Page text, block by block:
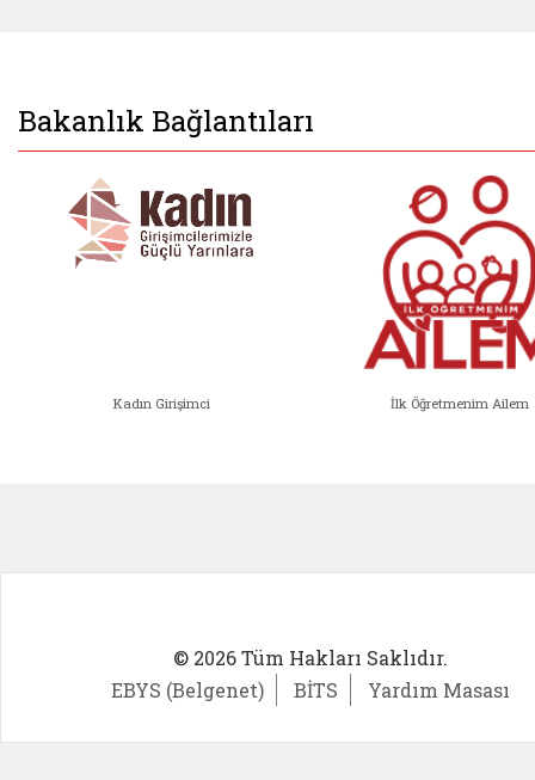
Bakanlık Bağlantıları
Kadın Girişimci İlk Öğretmenim Ailem
© 2026 Tüm Hakları Saklıdır.
EBYS (Belgenet)
BİTS Yardım Masası